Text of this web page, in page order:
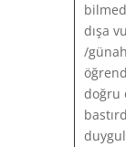
dışa
/
doğru